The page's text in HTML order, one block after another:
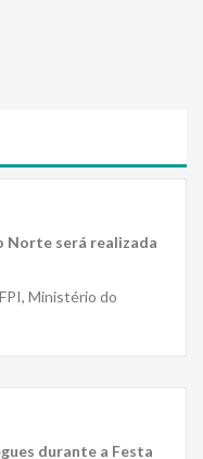
Norte será realizada
Ministério do
durante a Festa